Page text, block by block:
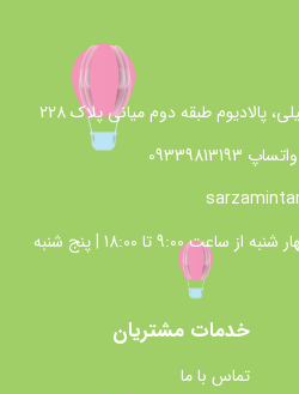
پالادیوم طبقه دوم میانی پلاک 228
ساعت پاسخگويي شنبه تا چهار شنبه از ساعت 9:00 تا 18:00 | پنج شنبه
خدمات مشتریان
تماس با ما